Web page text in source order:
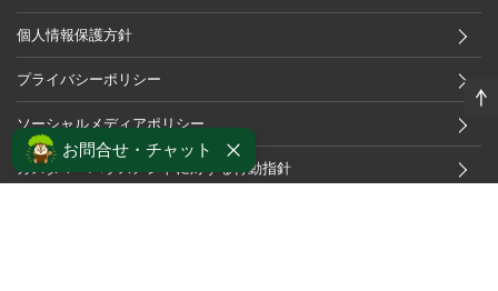
個人情報保護方針
プライバシーポリシー
ソーシャルメディアポリシー
カスタマーハラスメントに対する行動指針
お問合せ・チャット